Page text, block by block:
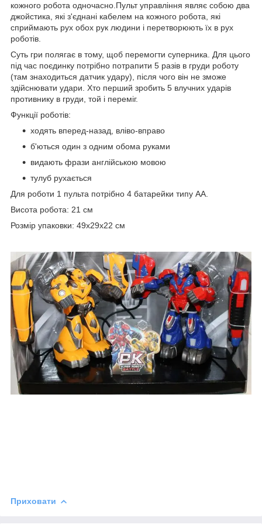
кожного робота одночасно.Пульт управління являє собою два
джойстика, які з'єднані кабелем на кожного робота, які
сприймають рух обох рук людини і перетворюють їх в рух
роботів.
Суть гри полягає в тому, щоб перемогти суперника. Для цього
під час поєдинку потрібно потрапити 5 разів в груди роботу
(там знаходиться датчик удару), після чого він не зможе
здійснювати удари. Хто перший зробить 5 влучних ударів
противнику в груди, той і переміг.
Функції роботів:
ходять вперед-назад, вліво-вправо
б'ються один з одним обома руками
видають фрази англійською мовою
тулуб рухається
Для роботи 1 пульта потрібно 4 батарейки типу АА.
Висота робота: 21 см
Розмір упаковки: 49х29х22 см
Приховати